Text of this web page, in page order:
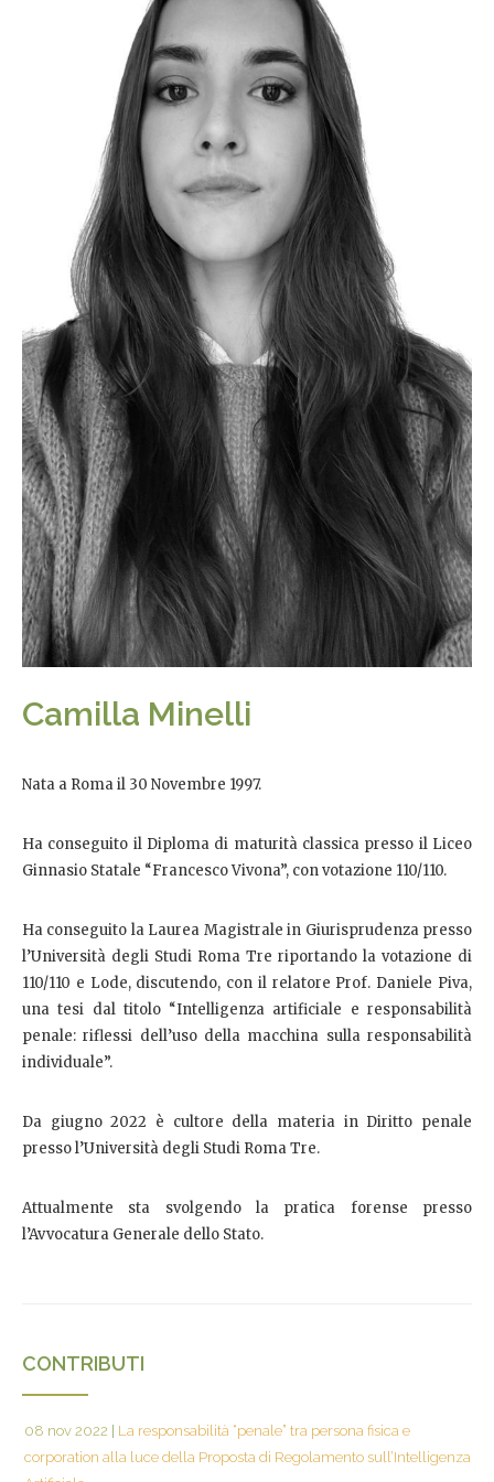
Camilla Minelli
Nata a Roma il 30 Novembre 1997.
Ha conseguito il Diploma di maturità classica presso il Liceo
Ginnasio Statale “Francesco Vivona”, con votazione 110/110.
Ha conseguito la Laurea Magistrale in Giurisprudenza presso
l’Università degli Studi Roma Tre riportando la votazione di
110/110 e Lode, discutendo, con il relatore Prof. Daniele Piva,
una tesi dal titolo “Intelligenza artificiale e responsabilità
penale: riflessi dell’uso della macchina sulla responsabilità
individuale”.
Da giugno 2022 è cultore della materia in Diritto penale
presso l’Università degli Studi Roma Tre.
Attualmente sta svolgendo la pratica forense presso
l’Avvocatura Generale dello Stato.
CONTRIBUTI
08 nov 2022
La responsabilità “penale” tra persona fisica e
corporation alla luce della Proposta di Regolamento sull’Intelligenza